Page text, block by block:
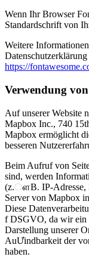
Wenn Ihr Browser
Standardschrift von
Weitere
https://
Verwendung
Auf unserer Website
Mapbox Inc., 740
Mapbox ermöglicht
besseren
Beim Aufruf von
sind, werden
(z.ௗB. IP-Adresse,
Server von Mapbox
Diese
f DSGVO, da wir ein
Darstellung unserer
AuƯindbarkeit der
haben.